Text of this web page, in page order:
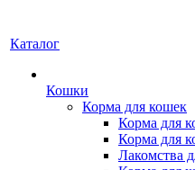
Каталог
Кошки
Корма для кошек
Корма для
Корма для
Лакомства